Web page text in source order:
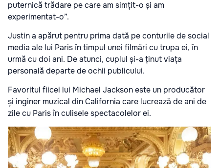
puternică trădare pe care am simțit-o și am
experimentat-o”.
Justin a apărut pentru prima dată pe conturile de social
media ale lui Paris în timpul unei filmări cu trupa ei, în
urmă cu doi ani. De atunci, cuplul și-a ținut viața
personală departe de ochii publicului.
Favoritul fiicei lui Michael Jackson este un producător
și inginer muzical din California care lucrează de ani de
zile cu Paris în culisele spectacolelor ei.